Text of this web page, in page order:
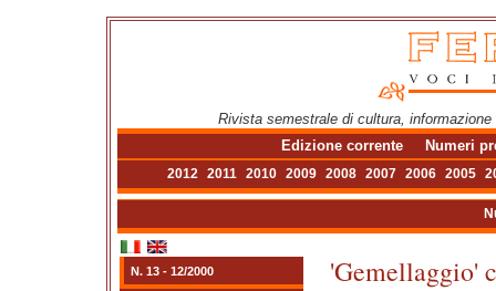
Rivista semestrale di cultura,
Edizione corrente
Numeri
2012 2011 2010 2009 2008 2007 2006 2005
N. 13 - 12/2000 'Gemellaggio'